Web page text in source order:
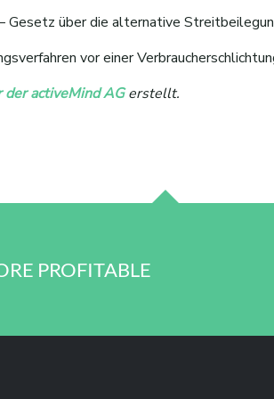
über die alternative
vor einer
activeMind AGerstellt.
PROFITABLE